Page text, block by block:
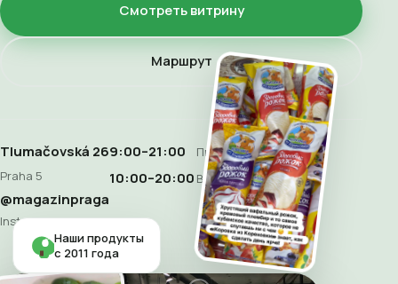
Смотреть витрину
Маршрут
Tlumačovská 26
Praha 5
9:00–21:00 Пн–Сб
10:00–20:00 Воскресенье
@magazinpraga
Instagram
Наши продукты
с 2011 года